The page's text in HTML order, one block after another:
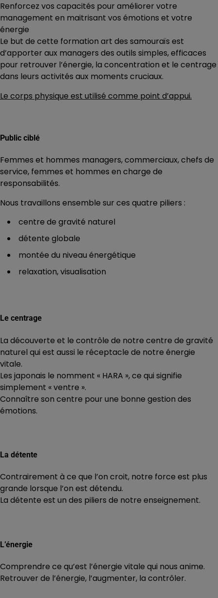
Renforcez vos capacités pour améliorer votre
management en maitrisant vos émotions et votre
énergie
Le but de cette formation art des samouraïs est
d’apporter aux managers des outils simples, efficaces
pour retrouver l’énergie, la concentration et le centrage
dans leurs activités aux moments cruciaux.
Le corps physique est utilisé comme point d’appui.
Public ciblé
Femmes et hommes managers, commerciaux, chefs de
service, femmes et hommes en charge de
responsabilités.
Nous travaillons ensemble sur ces quatre piliers :
centre de gravité naturel
détente globale
montée du niveau énergétique
relaxation, visualisation
Le centrage
La découverte et le contrôle de notre centre de gravité
naturel qui est aussi le réceptacle de notre énergie
vitale.
Les japonais le nomment « HARA », ce qui signifie
simplement « ventre ».
Connaître son centre pour une bonne gestion des
émotions.
La détente
Contrairement à ce que l’on croit, notre force est plus
grande lorsque l’on est détendu.
La détente est un des piliers de notre enseignement.
L’énergie
Comprendre ce qu’est l’énergie vitale qui nous anime.
Retrouver de l’énergie, l’augmenter, la contrôler.